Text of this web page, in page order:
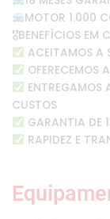
MOTOR 1.000
🎖BENEFÍCIOS EM
ACEITAMOS A
OFERECEMOS
ENTREGAMOS
CUSTOS
GARANTIA DE
RAPIDEZ E